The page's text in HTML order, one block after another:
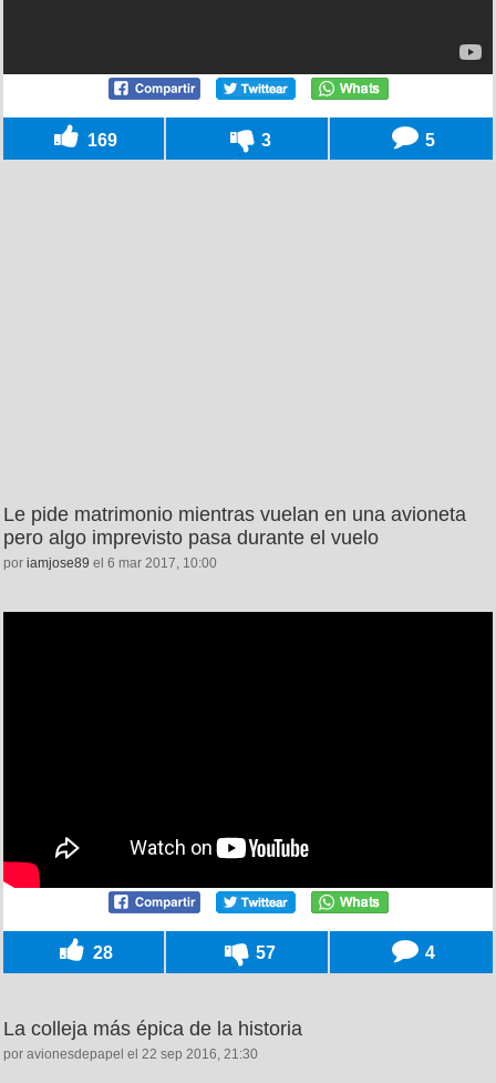
169 3 5
Le pide matrimonio mientras vuelan en una avioneta
pero algo imprevisto pasa durante el vuelo
por iamjose89 el 6 mar 2017, 10:00
28 57 4
La colleja más épica de la historia
por avionesdepapel el 22 sep 2016, 21:30